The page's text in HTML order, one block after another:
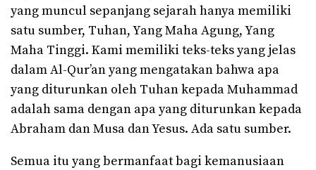
yang muncul sepanjang sejarah hanya memiliki
satu sumber, Tuhan, Yang Maha Agung, Yang
Maha Tinggi. Kami memiliki teks-teks yang jelas
dalam Al-Qur’an yang mengatakan bahwa apa
yang diturunkan oleh Tuhan kepada Muhammad
adalah sama dengan apa yang diturunkan kepada
Abraham dan Musa dan Yesus. Ada satu sumber.
Semua itu yang bermanfaat bagi kemanusiaan